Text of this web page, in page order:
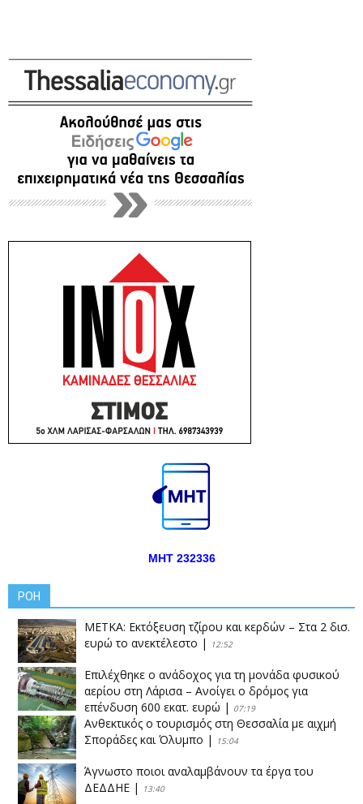
ΜΗΤ 232336
ΡΟΗ
ΜΕΤΚΑ: Εκτόξευση τζίρου και κερδών – Στα 2 δισ.
ευρώ το ανεκτέλεστο | 12:52
Επιλέχθηκε ο ανάδοχος για τη μονάδα φυσικού
αερίου στη Λάρισα – Ανοίγει ο δρόμος για
επένδυση 600 εκατ. ευρώ | 07:19
Ανθεκτικός ο τουρισμός στη Θεσσαλία με αιχμή
Σποράδες και Όλυμπο | 15:04
Άγνωστο ποιοι αναλαμβάνουν τα έργα του
ΔΕΔΔΗΕ | 13:40